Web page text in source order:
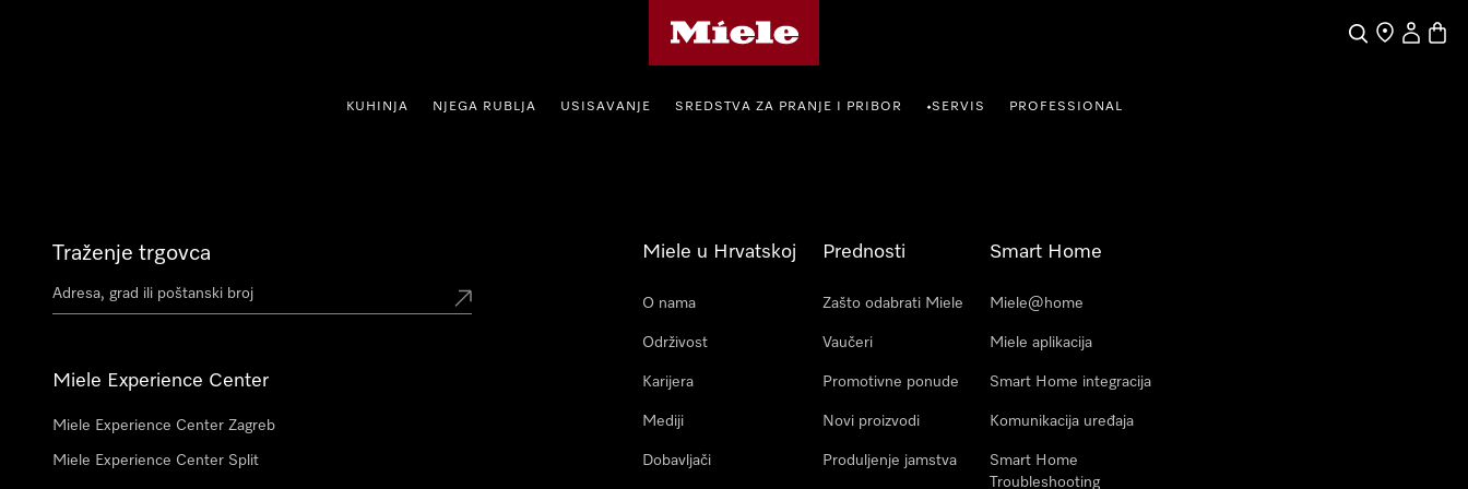
PretragaTraženjeKorisnički
KUHINJA NJEGA RUBLJA USISAVANJE SREDSTVA ZA PRANJE I PRIBOR •SERVIS PROFESSIONAL
Traženje trgovca
Miele Experience Center
Miele Experience Center Zagreb
Miele Experience Center Split
Miele u Hrvatskoj
O nama
Održivost
Karijera
Mediji
Dobavljači
Prednosti
Zašto odabrati Miele
Vaučeri
Promotivne ponude
Novi proizvodi
Produljenje jamstva
Smart Home
Miele@home
Miele aplikacija
Smart Home integracija
Komunikacija uređaja
Smart Home
Troubleshooting